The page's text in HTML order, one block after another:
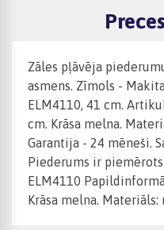
Zāles pļāvēja
asmens. Zīmols -
ELM4110, 41 cm.
cm. Krāsa melna.
Garantija - 24 mēneši.
Piederums ir
ELM4110
Krāsa melna.